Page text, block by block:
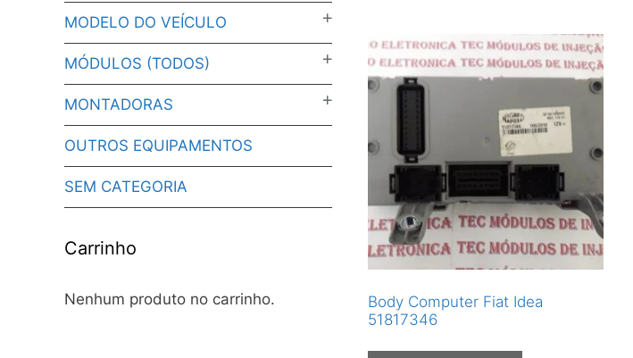
Body Computer Fiat Idea
51817346
MODELO DO VEÍCULO
MÓDULOS (TODOS)
MONTADORAS
OUTROS EQUIPAMENTOS
SEM CATEGORIA
Carrinho
Nenhum produto no carrinho.